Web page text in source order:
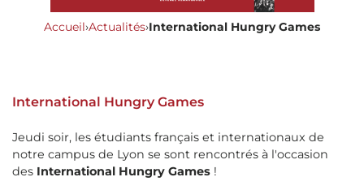
Accueil›Actualités›International Hungry Games
International Hungry Games
Jeudi soir, les étudiants français et internationaux de
notre campus de Lyon se sont rencontrés à l'occasion
des International Hungry Games !